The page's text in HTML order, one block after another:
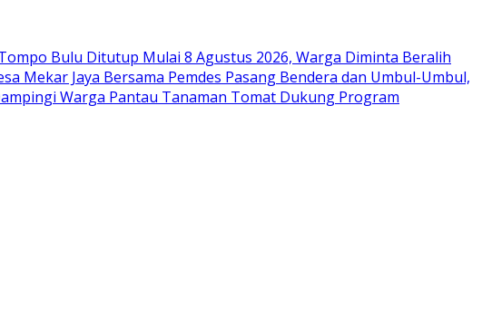
Bulu Ditutup Mulai 8 Agustus 2026, Warga Diminta Beralih
Mekar Jaya Bersama Pemdes Pasang Bendera dan Umbul-Umbul,
Warga Pantau Tanaman Tomat Dukung Program